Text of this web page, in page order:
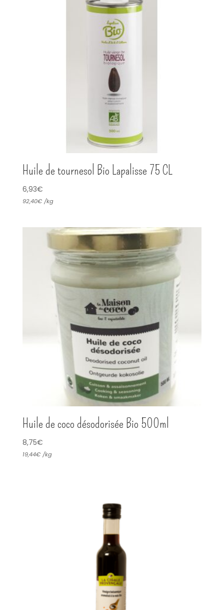
Huile de tournesol Bio Lapalisse 75 CL
6,93€
92,40€ /kg
Huile de coco désodorisée Bio 500ml
8,75€
19,44€ /kg